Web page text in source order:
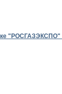
"РОСГАЗЭКСПО"